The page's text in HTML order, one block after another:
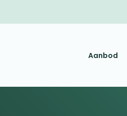
Aanbod